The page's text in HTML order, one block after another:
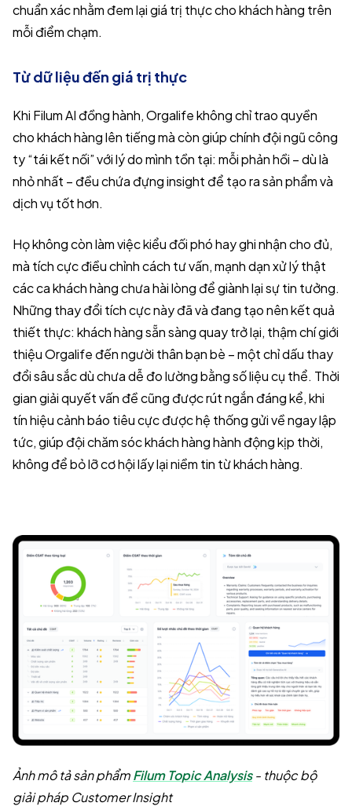
chuẩn xác nhằm đem lại giá trị thực cho khách hàng trên
mỗi điểm chạm.
Từ dữ liệu đến giá trị thực
Khi Filum AI đồng hành, Orgalife không chỉ trao quyền
cho khách hàng lên tiếng mà còn giúp chính đội ngũ công
ty “tái kết nối” với lý do mình tồn tại: mỗi phản hồi – dù là
nhỏ nhất – đều chứa đựng insight để tạo ra sản phẩm và
dịch vụ tốt hơn.
Họ không còn làm việc kiểu đối phó hay ghi nhận cho đủ,
mà tích cực điều chỉnh cách tư vấn, mạnh dạn xử lý thật
các ca khách hàng chưa hài lòng để giành lại sự tin tưởng.
Những thay đổi tích cực này đã và đang tạo nên kết quả
thiết thực: khách hàng sẵn sàng quay trở lại, thậm chí giới
thiệu Orgalife đến người thân bạn bè – một chỉ dấu thay
đổi sâu sắc dù chưa dễ đo lường bằng số liệu cụ thể. Thời
gian giải quyết vấn đề cũng được rút ngắn đáng kể, khi
tín hiệu cảnh báo tiêu cực được hệ thống gửi về ngay lập
tức, giúp đội chăm sóc khách hàng hành động kịp thời,
không để bỏ lỡ cơ hội lấy lại niềm tin từ khách hàng.
Ảnh mô tả sản phẩmFilum Topic Analysis- thuộc bộ
giải pháp Customer Insight